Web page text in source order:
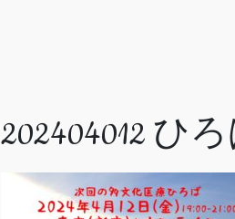
202404012 ひ